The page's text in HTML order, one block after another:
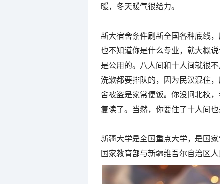
暖，冬天暖气很给力。
新大宿舍条件刷新全国各种底线
也不知道你是什么专业，就大概
是公用的。八人间和十人间就很
洗漱都要排队的，因为民汉混住
舍被盗是家常便饭。你没问北校
复读了。当然，你要住了十人间
新疆大学是全国重点大学，是国
国家教育部与新疆维吾尔自治区